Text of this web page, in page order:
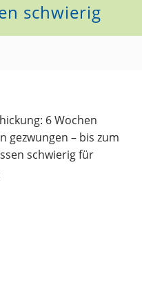
schwierig
6 Wochen
gezwungen – bis zum
schwierig für